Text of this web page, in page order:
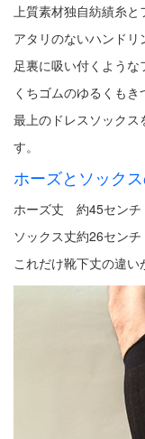
上質素材独自紡績糸
アタリのないハンドリ
足裏に吸い付くような
くちゴムのゆるくも
最上のドレスソック
す。
ホーズとソック
ホーズ丈 約45センチ
ソックス丈約26センチ
これだけ靴下丈の違い